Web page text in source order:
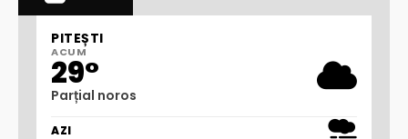
PITEȘTI
ACUM
29°
Parțial noros
AZI